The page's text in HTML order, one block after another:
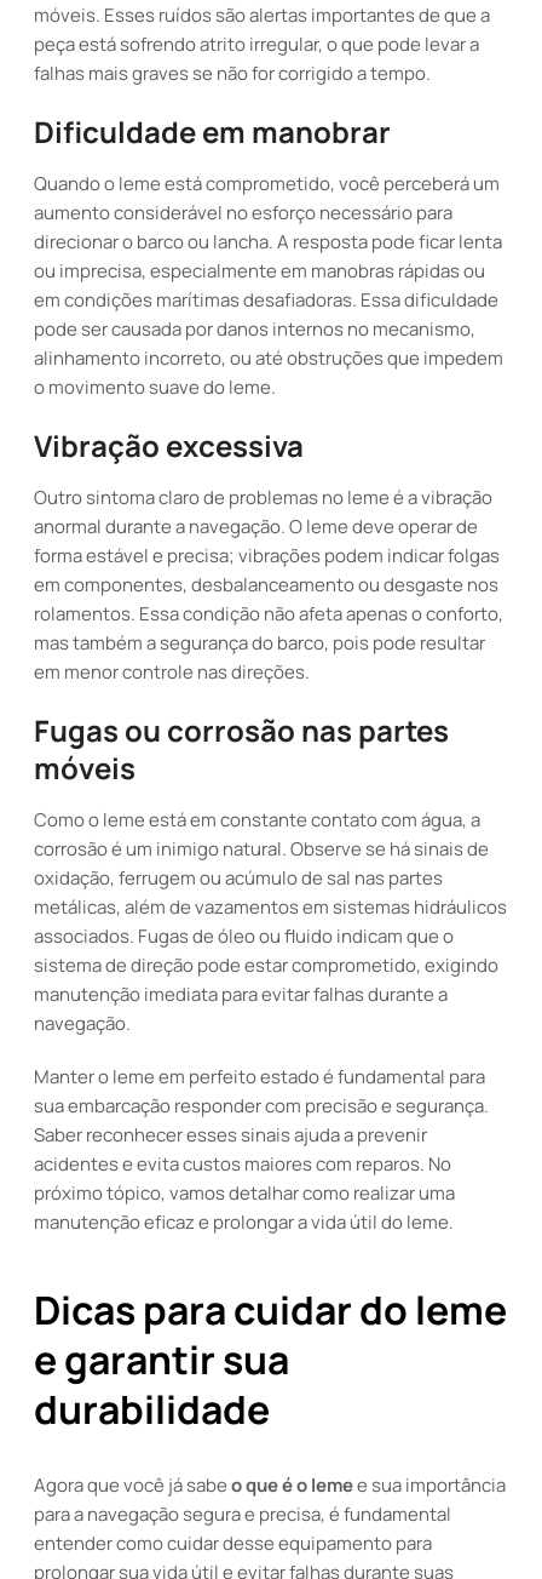
móveis. Esses ruídos são alertas importantes de que a
peça está sofrendo atrito irregular, o que pode levar a
falhas mais graves se não for corrigido a tempo.
Dificuldade em manobrar
Quando o leme está comprometido, você perceberá um
aumento considerável no esforço necessário para
direcionar o barco ou lancha. A resposta pode ficar lenta
ou imprecisa, especialmente em manobras rápidas ou
em condições marítimas desafiadoras. Essa dificuldade
pode ser causada por danos internos no mecanismo,
alinhamento incorreto, ou até obstruções que impedem
o movimento suave do leme.
Vibração excessiva
Outro sintoma claro de problemas no leme é a vibração
anormal durante a navegação. O leme deve operar de
forma estável e precisa; vibrações podem indicar folgas
em componentes, desbalanceamento ou desgaste nos
rolamentos. Essa condição não afeta apenas o conforto,
mas também a segurança do barco, pois pode resultar
em menor controle nas direções.
Fugas ou corrosão nas partes
móveis
Como o leme está em constante contato com água, a
corrosão é um inimigo natural. Observe se há sinais de
oxidação, ferrugem ou acúmulo de sal nas partes
metálicas, além de vazamentos em sistemas hidráulicos
associados. Fugas de óleo ou fluido indicam que o
sistema de direção pode estar comprometido, exigindo
manutenção imediata para evitar falhas durante a
navegação.
Manter o leme em perfeito estado é fundamental para
sua embarcação responder com precisão e segurança.
Saber reconhecer esses sinais ajuda a prevenir
acidentes e evita custos maiores com reparos. No
próximo tópico, vamos detalhar como realizar uma
manutenção eficaz e prolongar a vida útil do leme.
Dicas para cuidar do leme
e garantir sua
durabilidade
Agora que você já sabeo que é o lemee sua importância
para a navegação segura e precisa, é fundamental
entender como cuidar desse equipamento para
prolongar sua vida útil e evitar falhas durante suas